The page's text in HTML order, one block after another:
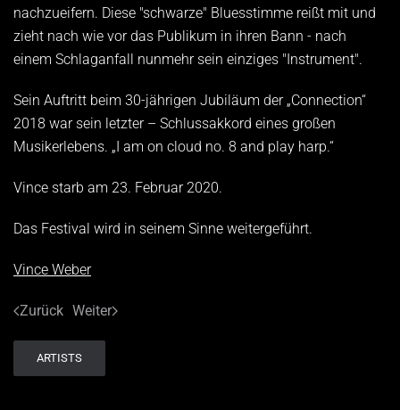
nachzueifern. Diese "schwarze" Bluesstimme reißt mit und
zieht nach wie vor das Publikum in ihren Bann - nach
einem Schlaganfall nunmehr sein einziges "Instrument".
Sein Auftritt beim 30-jährigen Jubiläum der „Connection“
2018 war sein letzter – Schlussakkord eines großen
Musikerlebens. „I am on cloud no. 8 and play harp.“
Vince starb am 23. Februar 2020.
Das Festival wird in seinem Sinne weitergeführt.
Vince Weber
Zurück Weiter
ARTISTS